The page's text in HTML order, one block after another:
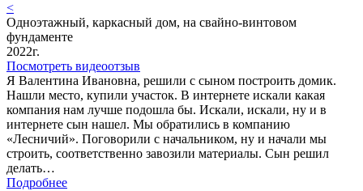
<
Одноэтажный, каркасный дом, на свайно-винтовом
фундаменте
2022г.
Посмотреть видеоотзыв
Я Валентина Ивановна, решили с сыном построить домик.
Нашли место, купили участок. В интернете искали какая
компания нам лучше подошла бы. Искали, искали, ну и в
интернете сын нашел. Мы обратились в компанию
«Лесничий». Поговорили с начальником, ну и начали мы
строить, соответственно завозили материалы. Сын решил
делать…
Подробнее